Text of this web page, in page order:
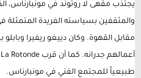
والمثقفين بسياسته الفريدة المتمثلة
مقابل القهوة. وكان دييغو ريفيرا
طبيعياً للمجتمع الفني في مونبارناس.